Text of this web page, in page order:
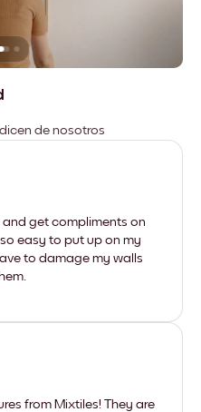
de nosotros
and get compliments on
easy to put up on my
to damage my walls
from Mixtiles! They are